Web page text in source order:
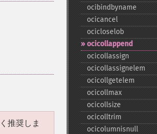
推奨しま
ocibindbyname
ocicancel
ocicloselob
ocicollappend
ocicollassign
ocicollassignelem
ocicollgetelem
ocicollmax
ocicollsize
ocicolltrim
ocicolumnisnull